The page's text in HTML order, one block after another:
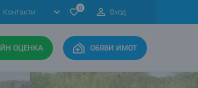
Контакти 0 Вход
ОЦЕНКА ОБЯВИ ИМОТ